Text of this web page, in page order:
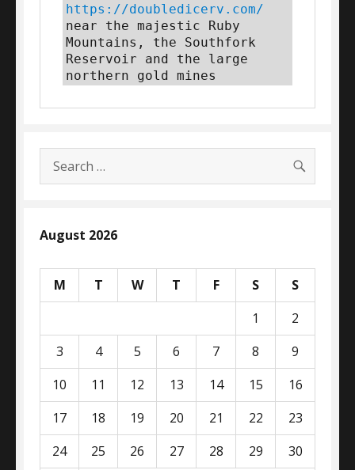
https://doubledicerv.com/
near the majestic Ruby
Mountains, the Southfork
Reservoir and the large
northern gold mines
Search
for:
August 2026
M T W T F S
S
1
2
3
4 5 6 7 8
9
10
11 12 13 14 15
16
17
18 19 20 21 22
23
24
25 26 27 28 29
30